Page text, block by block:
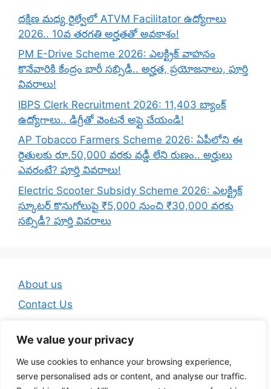
We value your privacy
We use cookies to enhance your browsing experience,
serve personalised ads or content, and analyse our traffic.
దక్షిణ మధ్య రైల్వేలో ATVM Facilitator ఉద్యోగాలు
2026.. 10వ తరగతి అర్హతతో అవకాశం!
PM E-Drive Scheme 2026: ఎలక్ట్రిక్ వాహనం
కొనేవారికి కేంద్రం భారీ సబ్సిడీ.. అర్హత, ప్రయోజనాలు, పూర్తి
వివరాలు!
IBPS Clerk Recruitment 2026: 11,403 బ్యాంక్
ఉద్యోగాలు.. డిగ్రీతో వెంటనే అప్లై చేయండి!
AP Tobacco Farmers Scheme 2026: ఏపీలోని ఈ
రైతులకు రూ.50,000 వరకు వడ్డీ లేని రుణం.. అర్హులు
ఎవరంటే? పూర్తి వివరాలు!
Electric Scooter Subsidy Scheme 2026: ఎలక్ట్రిక్
స్కూటర్ కొనుగోలుపై ₹5,000 నుంచి ₹30,000 వరకు
సబ్సిడీ? పూర్తి వివరాలు
About us
Contact Us
Privacy Policy
Terms And Conditions